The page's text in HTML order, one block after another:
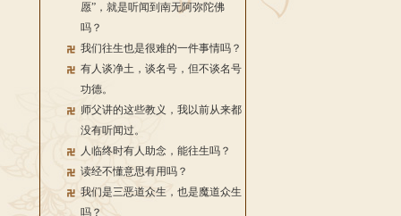
愿”，就是听闻到南无阿弥陀佛
吗？
我们往生也是很难的一件事情吗？
有人谈净土，谈名号，但不谈名号
功德。
师父讲的这些教义，我以前从来都
没有听闻过。
人临终时有人助念，能往生吗？
读经不懂意思有用吗？
我们是三恶道众生，也是魔道众生
吗？